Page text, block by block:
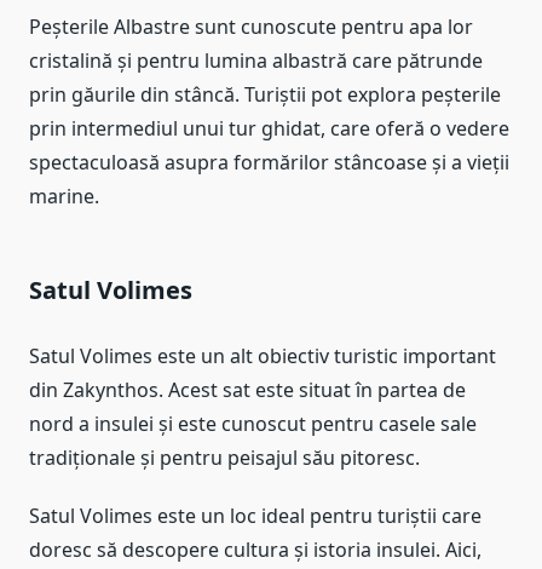
Peșterile Albastre sunt cunoscute pentru apa lor
cristalină și pentru lumina albastră care pătrunde
prin găurile din stâncă. Turiștii pot explora peșterile
prin intermediul unui tur ghidat, care oferă o vedere
spectaculoasă asupra formărilor stâncoase și a vieții
marine.
Satul Volimes
Satul Volimes este un alt obiectiv turistic important
din Zakynthos. Acest sat este situat în partea de
nord a insulei și este cunoscut pentru casele sale
tradiționale și pentru peisajul său pitoresc.
Satul Volimes este un loc ideal pentru turiștii care
doresc să descopere cultura și istoria insulei. Aici,